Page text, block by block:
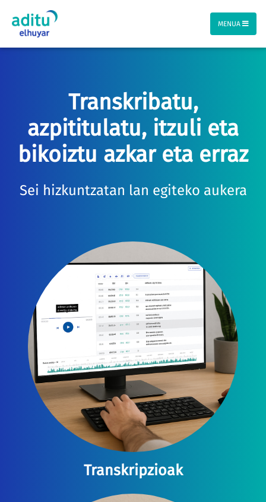
MENUA
Transkribatu,
azpititulatu, itzuli eta
bikoiztu azkar eta erraz
Sei hizkuntzatan lan egiteko aukera
Transkripzioak